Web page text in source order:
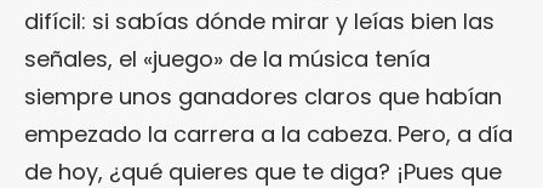
difícil: si sabías dónde mirar y leías bien las
señales, el «juego» de la música tenía
siempre unos ganadores claros que habían
empezado la carrera a la cabeza. Pero, a día
de hoy, ¿qué quieres que te diga? ¡Pues que